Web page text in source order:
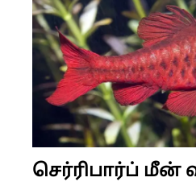
செர்ரிபார்ப் மீன்